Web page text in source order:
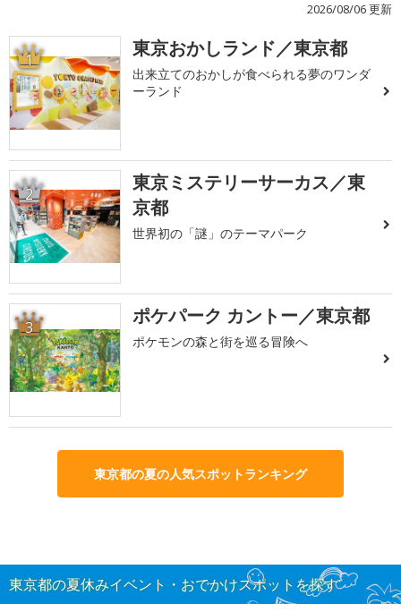
2026/08/06 更新
1 東京おかしランド／東京都
出来立てのおかしが食べられる夢のワンダ
ーランド
2
東京ミステリーサーカス／東
京都
世界初の「謎」のテーマパーク
3 ポケパーク カントー／東京都
ポケモンの森と街を巡る冒険へ
東京都の夏の人気スポットランキング
東京都の夏休みイベント・おでかけスポットを探す